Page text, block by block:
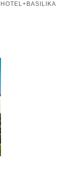
HOTEL+BASILIKA